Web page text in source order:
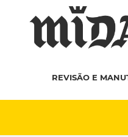
REVISÃO E